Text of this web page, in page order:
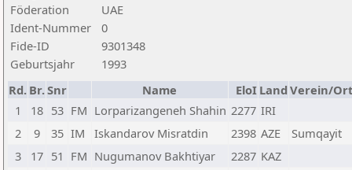
Föderation
UAE
Ident-Nummer
0
Fide-ID
9301348
Geburtsjahr
1993
Rd. Br.Snr Name EloI Land Verein/Ort
1
18 53 FM Lorparizangeneh Shahin 2277 IRI
2
9 35 IM Iskandarov Misratdin 2398 AZE
Sumqayit
3
17 51 FM Nugumanov Bakhtiyar 2287 KAZ